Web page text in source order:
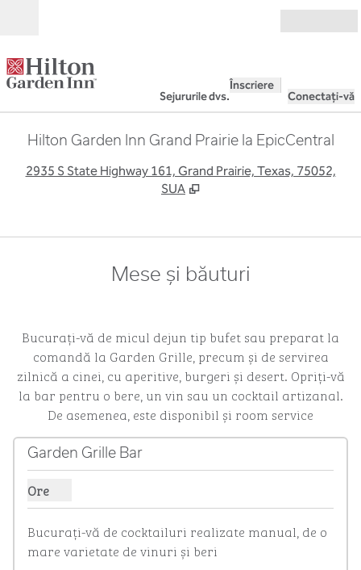
Sejururile dvs.
Înscriere
Conectați-vă
Hilton Garden Inn Grand Prairie la EpicCentral
2935 S State Highway 161, Grand Prairie, Texas, 75052,
SUA
Mese și băuturi
Bucurați-vă de micul dejun tip bufet sau preparat la
comandă la Garden Grille, precum și de servirea
zilnică a cinei, cu aperitive, burgeri și desert. Opriți-vă
la bar pentru o bere, un vin sau un cocktail artizanal.
De asemenea, este disponibil și room service
Garden Grille Bar
Ore
Afișare ore pentru Garden Grille Bar
Bucurați-vă de cocktailuri realizate manual, de o
mare varietate de vinuri și beri